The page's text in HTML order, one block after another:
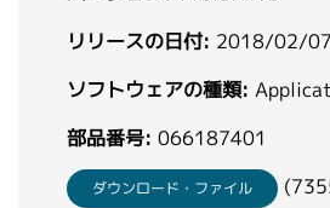
リリースの日付: 2018/02/
ソフトウェアの種類:
部品番号: 066187401
ダウンロード・ファイル